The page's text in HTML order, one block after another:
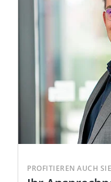
PROFITIEREN AUCH SIE